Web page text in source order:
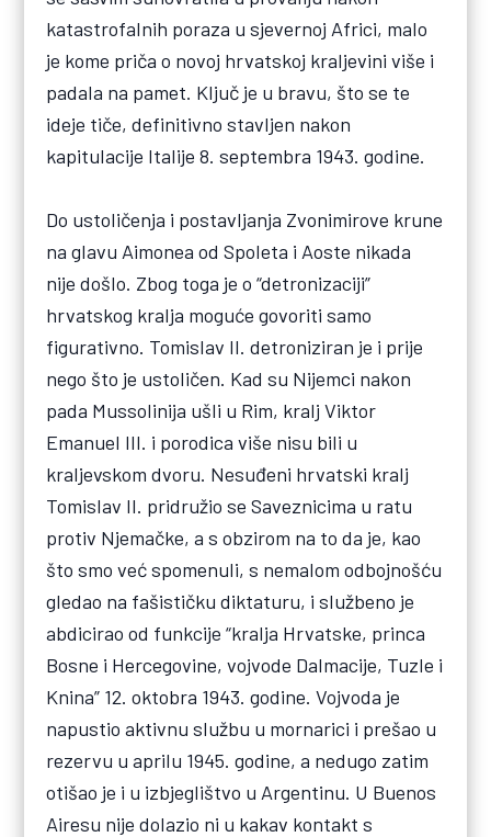
katastrofalnih poraza u sjevernoj Africi, malo
je kome priča o novoj hrvatskoj kraljevini više i
padala na pamet. Ključ je u bravu, što se te
ideje tiče, definitivno stavljen nakon
kapitulacije Italije 8. septembra 1943. godine.
Do ustoličenja i postavljanja Zvonimirove krune
na glavu Aimonea od Spoleta i Aoste nikada
nije došlo. Zbog toga je o “detronizaciji”
hrvatskog kralja moguće govoriti samo
figurativno. Tomislav II. detroniziran je i prije
nego što je ustoličen. Kad su Nijemci nakon
pada Mussolinija ušli u Rim, kralj Viktor
Emanuel III. i porodica više nisu bili u
kraljevskom dvoru. Nesuđeni hrvatski kralj
Tomislav II. pridružio se Saveznicima u ratu
protiv Njemačke, a s obzirom na to da je, kao
što smo već spomenuli, s nemalom odbojnošću
gledao na fašističku diktaturu, i službeno je
abdicirao od funkcije “kralja Hrvatske, princa
Bosne i Hercegovine, vojvode Dalmacije, Tuzle i
Knina” 12. oktobra 1943. godine. Vojvoda je
napustio aktivnu službu u mornarici i prešao u
rezervu u aprilu 1945. godine, a nedugo zatim
otišao je i u izbjeglištvo u Argentinu. U Buenos
Airesu nije dolazio ni u kakav kontakt s